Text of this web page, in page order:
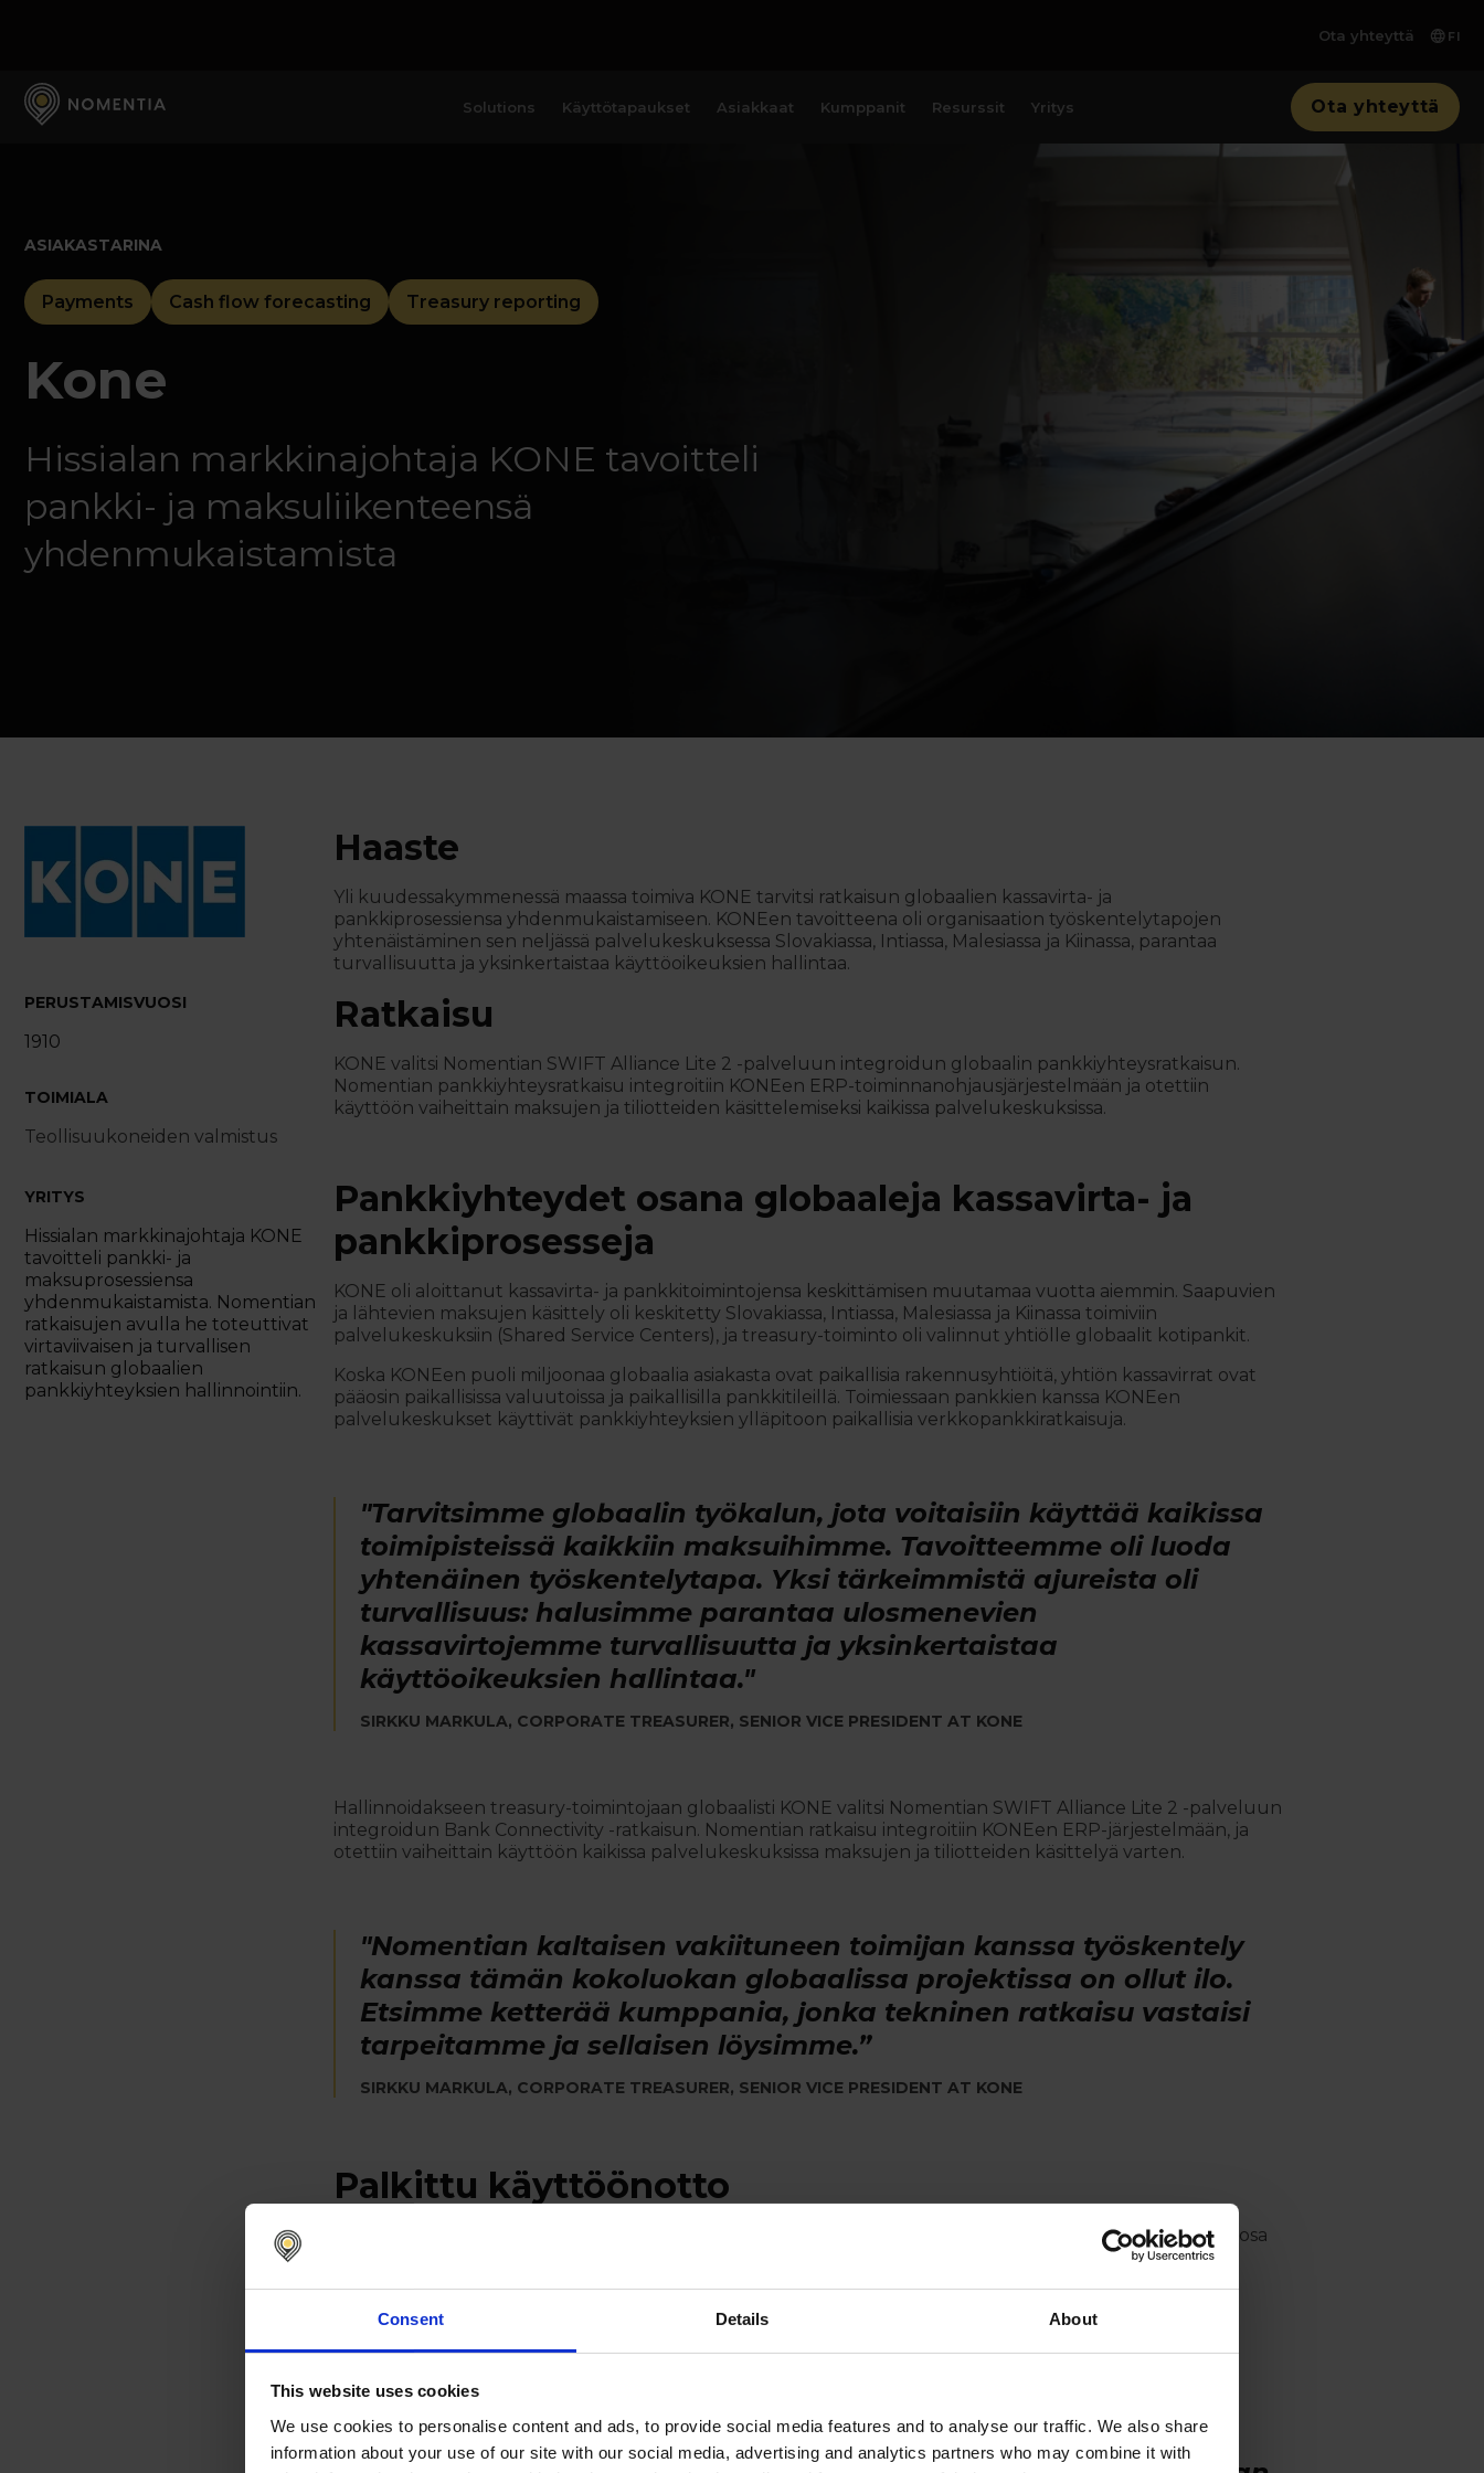
Consent Details About
This website uses cookies
We use cookies to personalise content and ads, to provide social media features and to analyse our traffic. We also share
information about your use of our site with our social media, advertising and analytics partners who may combine it with
Ota yhteyttä FI
Solutions Käyttötapaukset Asiakkaat Kumppanit Resurssit Yritys Ota yhteyttä
ASIAKASTARINA
Payments Cash flow forecasting Treasury reporting
Kone
Hissialan markkinajohtaja KONE tavoitteli
pankki- ja maksuliikenteensä
yhdenmukaistamista
PERUSTAMISVUOSI
1910
TOIMIALA
Teollisuukoneiden valmistus
YRITYS
Hissialan markkinajohtaja KONE
tavoitteli pankki- ja
maksuprosessiensa
yhdenmukaistamista. Nomentian
ratkaisujen avulla he toteuttivat
virtaviivaisen ja turvallisen
ratkaisun globaalien
pankkiyhteyksien hallinnointiin.
Haaste
Yli kuudessakymmenessä maassa toimiva KONE tarvitsi ratkaisun globaalien kassavirta- ja
pankkiprosessiensa yhdenmukaistamiseen. KONEen tavoitteena oli organisaation työskentelytapojen
yhtenäistäminen sen neljässä palvelukeskuksessa Slovakiassa, Intiassa, Malesiassa ja Kiinassa, parantaa
turvallisuutta ja yksinkertaistaa käyttöoikeuksien hallintaa.
Ratkaisu
KONE valitsi Nomentian SWIFT Alliance Lite 2 -palveluun integroidun globaalin pankkiyhteysratkaisun.
Nomentian pankkiyhteysratkaisu integroitiin KONEen ERP-toiminnanohjausjärjestelmään ja otettiin
käyttöön vaiheittain maksujen ja tiliotteiden käsittelemiseksi kaikissa palvelukeskuksissa.
Pankkiyhteydet osana globaaleja kassavirta- ja
pankkiprosesseja
KONE oli aloittanut kassavirta- ja pankkitoimintojensa keskittämisen muutamaa vuotta aiemmin. Saapuvien
ja lähtevien maksujen käsittely oli keskitetty Slovakiassa, Intiassa, Malesiassa ja Kiinassa toimiviin
palvelukeskuksiin (Shared Service Centers), ja treasury-toiminto oli valinnut yhtiölle globaalit kotipankit.
Koska KONEen puoli miljoonaa globaalia asiakasta ovat paikallisia rakennusyhtiöitä, yhtiön kassavirrat ovat
pääosin paikallisissa valuutoissa ja paikallisilla pankkitileillä. Toimiessaan pankkien kanssa KONEen
palvelukeskukset käyttivät pankkiyhteyksien ylläpitoon paikallisia verkkopankkiratkaisuja.
"Tarvitsimme globaalin työkalun, jota voitaisiin käyttää kaikissa
toimipisteissä kaikkiin maksuihimme. Tavoitteemme oli luoda
yhtenäinen työskentelytapa. Yksi tärkeimmistä ajureista oli
turvallisuus: halusimme parantaa ulosmenevien
kassavirtojemme turvallisuutta ja yksinkertaistaa
käyttöoikeuksien hallintaa."
SIRKKU MARKULA, CORPORATE TREASURER, SENIOR VICE PRESIDENT AT KONE
Hallinnoidakseen treasury-toimintojaan globaalisti KONE valitsi Nomentian SWIFT Alliance Lite 2 -palveluun
integroidun Bank Connectivity -ratkaisun. Nomentian ratkaisu integroitiin KONEen ERP-järjestelmään, ja
otettiin vaiheittain käyttöön kaikissa palvelukeskuksissa maksujen ja tiliotteiden käsittelyä varten.
"Nomentian kaltaisen vakiituneen toimijan kanssa työskentely
kanssa tämän kokoluokan globaalissa projektissa on ollut ilo.
Etsimme ketterää kumppania, jonka tekninen ratkaisu vastaisi
tarpeitamme ja sellaisen löysimme.”
SIRKKU MARKULA, CORPORATE TREASURER, SENIOR VICE PRESIDENT AT KONE
Palkittu käyttöönotto
Nomentian ratkaisun pilotointi aloitettiin heinäkuussa 2016, ja saman vuoden syksyyn mennessä suurin osa
KONEen Euroopan operaatiosta oli jo katettu. Vuonna 2017 painopiste kääntyi KONEen suurimmalle
muutosjohtaminen ja Nomentian joustava käyttöönottomalli.
Olemme pystyneet etenemään maa maalta, tuomalla uuden